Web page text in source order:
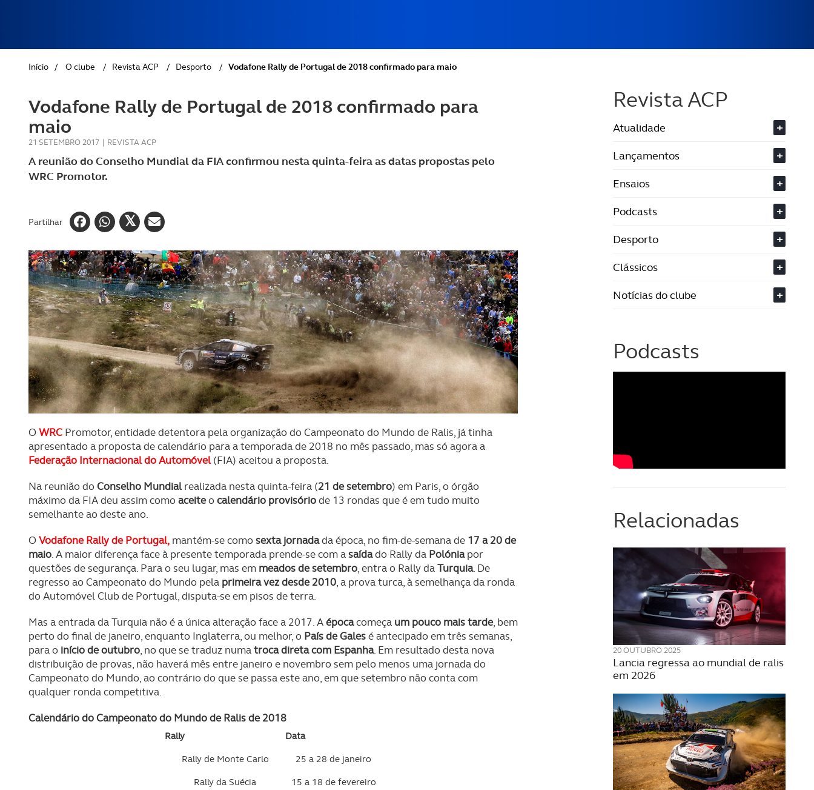
GOLFE
AUTOCARAVANISMO
Início / O clube / Revista ACP / Desporto / Vodafone Rally de Portugal de 2018 confirmado para maio
Vodafone Rally de Portugal de 2018 confirmado para
maio
21 SETEMBRO 2017 | REVISTA ACP
A reunião do Conselho Mundial da FIA confirmou nesta quinta-feira as datas propostas pelo
WRC Promotor.
Partilhar
OWRC Promotor, entidade detentora pela organização do Campeonato do Mundo de Ralis, já tinha
apresentado a proposta de calendário para a temporada de 2018 no mês passado, mas só agora a
Federação Internacional do Automóvel(FIA) aceitou a proposta.
Na reunião doConselho Mundialrealizada nesta quinta-feira (21 de setembro) em Paris, o órgão
máximo da FIA deu assim comoaceiteocalendário provisóriode 13 rondas que é em tudo muito
semelhante ao deste ano.
OVodafone Rally de Portugal, mantém-se comosexta jornadada época, no fim-de-semana de 17 a 20 de
maio. A maior diferença face à presente temporada prende-se com asaídado Rally da Polóniapor
questões de segurança. Para o seu lugar, mas em meados de setembro, entra o Rally daTurquia. De
regresso ao Campeonato do Mundo pela primeira vez desde 2010, a prova turca, à semelhança da ronda
do Automóvel Club de Portugal, disputa-se em pisos de terra.
Mas a entrada da Turquia não é a única alteração face a 2017. Aépocacomeça um pouco mais tarde, bem
perto do final de janeiro, enquanto Inglaterra, ou melhor, o País de Galesé antecipado em três semanas,
para o início de outubro, no que se traduz numatroca direta com Espanha. Em resultado desta nova
distribuição de provas, não haverá mês entre janeiro e novembro sem pelo menos uma jornada do
Campeonato do Mundo, ao contrário do que se passa este ano, em que setembro não conta com
qualquer ronda competitiva.
Calendário do Campeonato do Mundo de Ralis de 2018
Rally
Data
Rally de Monte Carlo
25 a 28 de janeiro
Rally da Suécia
15 a 18 de fevereiro
Revista ACP
Atualidade
+
Lançamentos
+
Ensaios
+
Podcasts
+
Desporto
+
Clássicos
+
Notícias do clube
+
Podcasts
Relacionadas
20 OUTUBRO 2025
Lancia regressa ao mundial de ralis
em 2026